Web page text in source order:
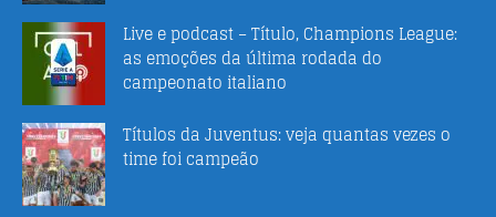
Live e podcast – Título, Champions League:
as emoções da última rodada do
campeonato italiano
Títulos da Juventus: veja quantas vezes o
time foi campeão